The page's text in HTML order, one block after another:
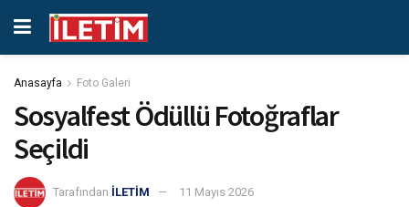
Anasayfa Foto Galeri
Sosyalfest Ödüllü Fotoğraflar
Seçildi
Tarafından İLETİM 11 Mayıs 2026